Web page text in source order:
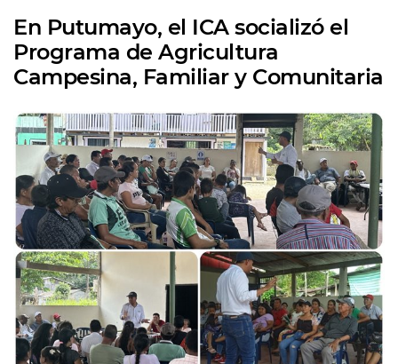
En Putumayo, el ICA socializó el
Programa de Agricultura
Campesina, Familiar y Comunitaria